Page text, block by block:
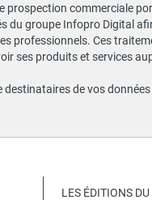
prospection commerciale
du groupe Infopro Digital
professionnels. Ces
ses produits et services
de vos
LES ÉDITIONS